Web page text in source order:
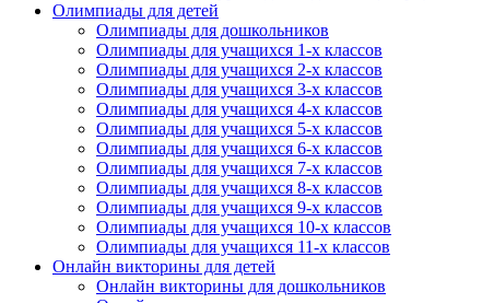
Олимпиады для детей
Олимпиады для дошкольников
Олимпиады для учащихся 1-х классов
Олимпиады для учащихся 2-х классов
Олимпиады для учащихся 3-х классов
Олимпиады для учащихся 4-х классов
Олимпиады для учащихся 5-х классов
Олимпиады для учащихся 6-х классов
Олимпиады для учащихся 7-х классов
Олимпиады для учащихся 8-х классов
Олимпиады для учащихся 9-х классов
Олимпиады для учащихся 10-х классов
Олимпиады для учащихся 11-х классов
Онлайн викторины для детей
Онлайн викторины для дошкольников